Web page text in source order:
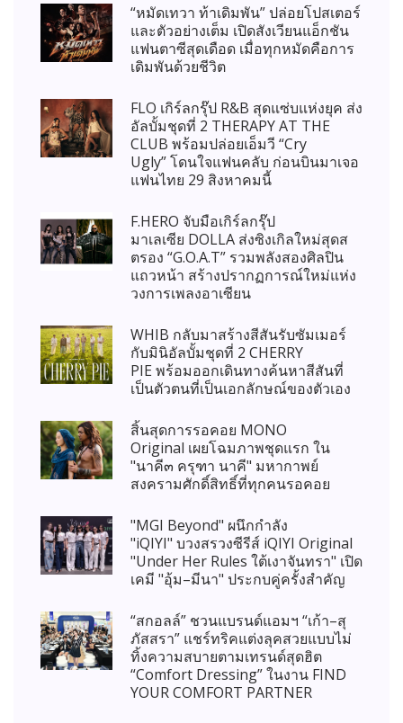
“หมัดเทวา ท้าเดิมพัน” ปล่อยโปสเตอร์
และตัวอย่างเต็ม เปิดสังเวียนแอ็กชัน
แฟนตาซีสุดเดือด เมื่อทุกหมัดคือการ
เดิมพันด้วยชีวิต
FLO เกิร์ลกรุ๊ป R&B สุดแซ่บแห่งยุค ส่ง
อัลบั้มชุดที่ 2 THERAPY AT THE
CLUB พร้อมปล่อยเอ็มวี “Cry
Ugly” โดนใจแฟนคลับ ก่อนบินมาเจอ
แฟนไทย 29 สิงหาคมนี้
F.HERO จับมือเกิร์ลกรุ๊ป
มาเลเซีย DOLLA ส่งซิงเกิลใหม่สุดส
ตรอง “G.O.A.T” รวมพลังสองศิลปิน
แถวหน้า สร้างปรากฏการณ์ใหม่แห่ง
วงการเพลงอาเซียน
WHIB กลับมาสร้างสีสันรับซัมเมอร์
กับมินิอัลบั้มชุดที่ 2 CHERRY
PIE พร้อมออกเดินทางค้นหาสีสันที่
เป็นตัวตนที่เป็นเอกลักษณ์ของตัวเอง
สิ้นสุดการรอคอย MONO
Original เผยโฉมภาพชุดแรก ใน
"นาคี๓ ครุฑา นาคี" มหากาพย์
สงครามศักดิ์สิทธิ์ที่ทุกคนรอคอย
"MGI Beyond" ผนึกกำลัง
"iQIYI" บวงสรวงซีรีส์ iQIYI Original
"Under Her Rules ใต้เงาจันทรา" เปิด
เคมี "อุ้ม–มีนา" ประกบคู่ครั้งสำคัญ
“สกอลล์” ชวนแบรนด์แอมฯ “เก้า–สุ
ภัสสรา” แชร์ทริคแต่งลุคสวยแบบไม่
ทิ้งความสบายตามเทรนด์สุดฮิต
“Comfort Dressing” ในงาน FIND
YOUR COMFORT PARTNER